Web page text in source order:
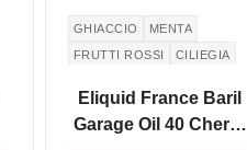
GHIACCIO
MENTA
FRUTTI ROSSI
CILIEGIA
Eliquid France Baril
Garage Oil 40 Cherry